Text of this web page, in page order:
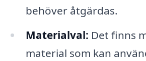
behöver åtgärdas.
Materialval: Det finns
material som kan